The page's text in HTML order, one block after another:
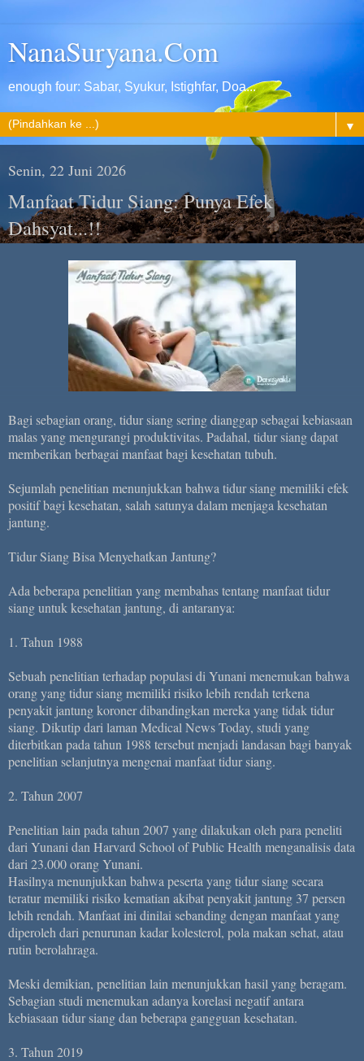
NanaSuryana.Com
enough four: Sabar, Syukur, Istighfar, Doa...
▼
Senin, 22 Juni 2026
Manfaat Tidur Siang: Punya Efek
Dahsyat...!!
Bagi sebagian orang, tidur siang sering dianggap sebagai kebiasaan
malas yang mengurangi produktivitas. Padahal, tidur siang dapat
memberikan berbagai manfaat bagi kesehatan tubuh.
Sejumlah penelitian menunjukkan bahwa tidur siang memiliki efek
positif bagi kesehatan, salah satunya dalam menjaga kesehatan
jantung.
Tidur Siang Bisa Menyehatkan Jantung?
Ada beberapa penelitian yang membahas tentang manfaat tidur
siang untuk kesehatan jantung, di antaranya:
1. Tahun 1988
Sebuah penelitian terhadap populasi di Yunani menemukan bahwa
orang yang tidur siang memiliki risiko lebih rendah terkena
penyakit jantung koroner dibandingkan mereka yang tidak tidur
siang. Dikutip dari laman Medical News Today, studi yang
diterbitkan pada tahun 1988 tersebut menjadi landasan bagi banyak
penelitian selanjutnya mengenai manfaat tidur siang.
2. Tahun 2007
Penelitian lain pada tahun 2007 yang dilakukan oleh para peneliti
dari Yunani dan Harvard School of Public Health menganalisis data
dari 23.000 orang Yunani.
Hasilnya menunjukkan bahwa peserta yang tidur siang secara
teratur memiliki risiko kematian akibat penyakit jantung 37 persen
lebih rendah. Manfaat ini dinilai sebanding dengan manfaat yang
diperoleh dari penurunan kadar kolesterol, pola makan sehat, atau
rutin berolahraga.
Meski demikian, penelitian lain menunjukkan hasil yang beragam.
Sebagian studi menemukan adanya korelasi negatif antara
kebiasaan tidur siang dan beberapa gangguan kesehatan.
3. Tahun 2019